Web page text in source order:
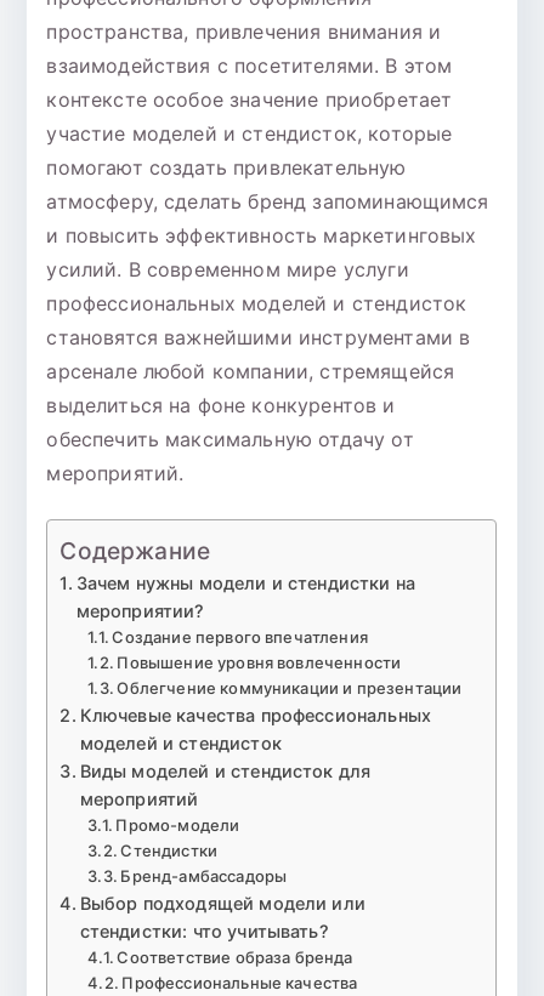
пространства, привлечения внимания и
взаимодействия с посетителями. В этом
контексте особое значение приобретает
участие моделей и стендисток, которые
помогают создать привлекательную
атмосферу, сделать бренд запоминающимся
и повысить эффективность маркетинговых
усилий. В современном мире услуги
профессиональных моделей и стендисток
становятся важнейшими инструментами в
арсенале любой компании, стремящейся
выделиться на фоне конкурентов и
обеспечить максимальную отдачу от
мероприятий.
Содержание
Зачем нужны модели и стендистки на
мероприятии?
Создание первого впечатления
Повышение уровня вовлеченности
Облегчение коммуникации и презентации
Ключевые качества профессиональных
моделей и стендисток
Виды моделей и стендисток для
мероприятий
Промо-модели
Стендистки
Бренд-амбассадоры
Выбор подходящей модели или
стендистки: что учитывать?
Соответствие образа бренда
Профессиональные качества